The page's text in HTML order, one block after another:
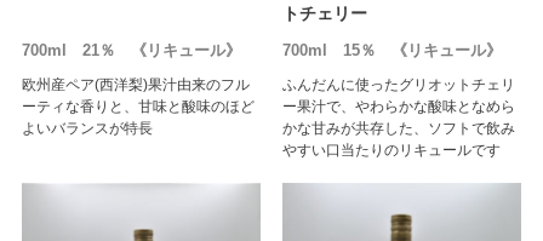
700ml 21％ 《リキュール》
欧州産ペア(西洋梨)果汁由来のフル
ーティな香りと、甘味と酸味のほど
よいバランスが特長
トチェリー
700ml 15％ 《リキュール》
ふんだんに使ったグリオットチェリ
ー果汁で、やわらかな酸味となめら
かな甘みが共存した、ソフトで飲み
やすい口当たりのリキュールです